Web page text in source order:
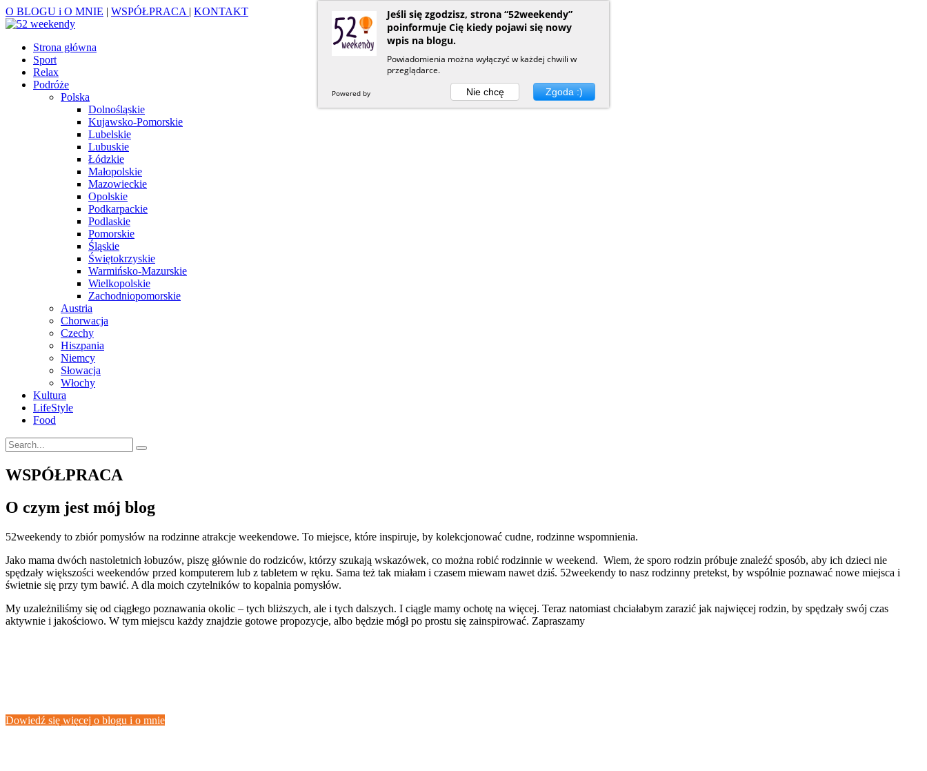
O BLOGU i O MNIE | WSPÓŁPRACA | KONTAKT
Strona główna
Sport
Relax
Podróże
Polska
Dolnośląskie
Kujawsko-Pomorskie
Lubelskie
Lubuskie
Łódzkie
Małopolskie
Mazowieckie
Opolskie
Podkarpackie
Podlaskie
Pomorskie
Śląskie
Świętokrzyskie
Warmińsko-Mazurskie
Wielkopolskie
Zachodniopomorskie
Austria
Chorwacja
Czechy
Hiszpania
Niemcy
Słowacja
Włochy
Kultura
LifeStyle
Food
WSPÓŁPRACA
O czym jest mój blog
52weekendy to zbiór pomysłów na rodzinne atrakcje weekendowe. To miejsce, które inspiruje, by kolekcjonować cudne, rodzinne wspomnienia.
Jako mama dwóch nastoletnich łobuzów, piszę głównie do rodziców, którzy szukają wskazówek, co można robić rodzinnie w weekend. Wiem, że sporo rodzin próbuje znaleźć sposób, aby ich dzieci nie
spędzały większości weekendów przed komputerem lub z tabletem w ręku. Sama też tak miałam i czasem miewam nawet dziś. 52weekendy to nasz rodzinny pretekst, by wspólnie poznawać nowe miejsca i
świetnie się przy tym bawić. A dla moich czytelników to kopalnia pomysłów.
My uzależniliśmy się od ciągłego poznawania okolic – tych bliższych, ale i tych dalszych. I ciągle mamy ochotę na więcej. Teraz natomiast chciałabym zarazić jak najwięcej rodzin, by spędzały swój czas
aktywnie i jakościowo. W tym miejscu każdy znajdzie gotowe propozycje, albo będzie mógł po prostu się zainspirować. Zapraszamy
Dowiedź się więcej o blogu i o mnie
Jeśli się zgodzisz, strona “52weekendy”
poinformuje Cię kiedy pojawi się nowy
wpis na blogu.
Powiadomienia można wyłączyć w każdej chwili w
przeglądarce.
Powered by Nie chcę Zgoda :)